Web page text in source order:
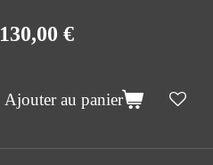
130,00 €
Ajouter au panier